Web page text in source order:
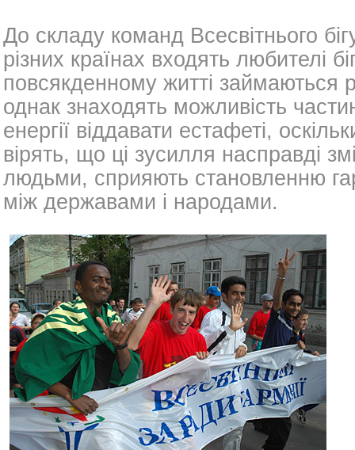
До складу команд Всесвітнього
різних країнах входять любителі
повсякденному житті займаються
однак знаходять можливість
енергії віддавати естафеті,
вірять, що ці зусилля насправді
людьми, сприяють становленню
між державами і народами.